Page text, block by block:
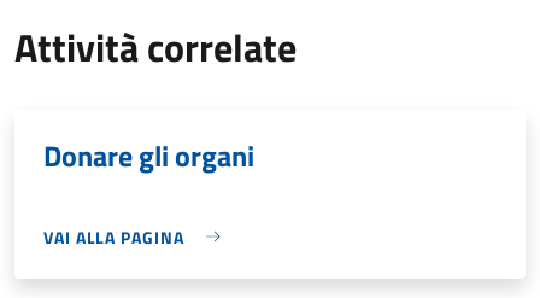
Attività correlate
Donare gli organi
VAI ALLA PAGINA